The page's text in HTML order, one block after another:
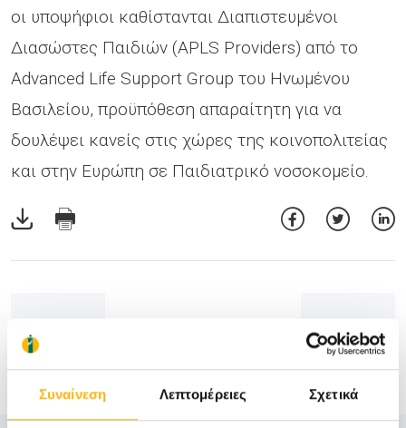
Συναίνεση Λεπτομέρειες Σχετικά
οι υποψήφιοι καθίστανται Διαπιστευμένοι
Διασώστες Παιδιών (APLS Providers) από το
Advanced Life Support Group του Ηνωμένου
Βασιλείου, προϋπόθεση απαραίτητη για να
δουλέψει κανείς στις χώρες της κοινοπολιτείας
και στην Ευρώπη σε Παιδιατρικό νοσοκομείο.